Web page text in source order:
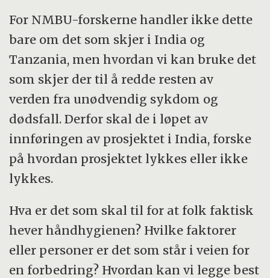
For NMBU-forskerne handler ikke dette
bare om det som skjer i India og
Tanzania, men hvordan vi kan bruke det
som skjer der til å redde resten av
verden fra unødvendig sykdom og
dødsfall. Derfor skal de i løpet av
innføringen av prosjektet i India, forske
på hvordan prosjektet lykkes eller ikke
lykkes.
Hva er det som skal til for at folk faktisk
hever håndhygienen? Hvilke faktorer
eller personer er det som står i veien for
en forbedring? Hvordan kan vi legge best